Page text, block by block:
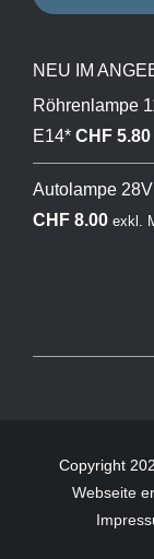
NEU IM
Röhrenlampe
E14* CHF5.80
Autolampe
CHF8.00 exkl.
Copyright
Webseite